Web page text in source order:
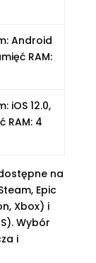
Android
RAM:
iOS 12.0,
RAM: 4
na
Epic
Xbox) i
Wybór
i